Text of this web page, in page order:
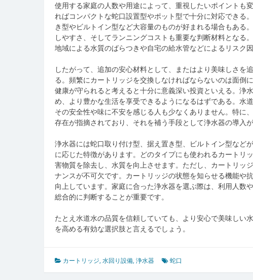
使用する家庭の人数や用途によって、重視したいポイントも
ればコンパクトな蛇口設置型やポット型で十分に対応できる
き型やビルトイン型など大容量のものが好まれる場合もある
しやすさ、そしてランニングコストも重要な判断材料となる
地域による水質のばらつきや自宅の給水管などによるリスク
したがって、追加の安心材料として、またはより美味しさを
る。頻繁にカートリッジを交換しなければならないのは面倒
健康が守られると考えると十分に意義深い投資といえる。浄
め、より豊かな生活を享受できるようになるはずである。水
その安全性や味に不安を感じる人も少なくありません。特に
存在が指摘されており、それを補う手段として浄水器の導入が
浄水器には蛇口取り付け型、据え置き型、ビルトイン型など
に応じた特徴があります。どのタイプにも使われるカートリ
害物質を除去し、水質を向上させます。ただし、カートリッ
ナンスが不可欠です。カートリッジの状態を知らせる機能や
向上しています。家庭に合った浄水器を選ぶ際は、利用人数
総合的に判断することが重要です。
たとえ水道水の品質を信頼していても、より安心で美味しい
を高める有効な選択肢と言えるでしょう。
カートリッジ,水回り設備,浄水器 蛇口